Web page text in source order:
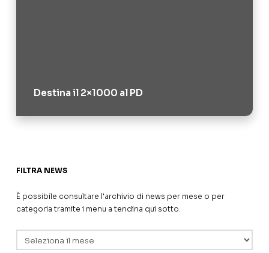
Destina il 2×1000 al PD
FILTRA NEWS
È possibile consultare l'archivio di news per mese o per
categoria tramite i menu a tendina qui sotto.